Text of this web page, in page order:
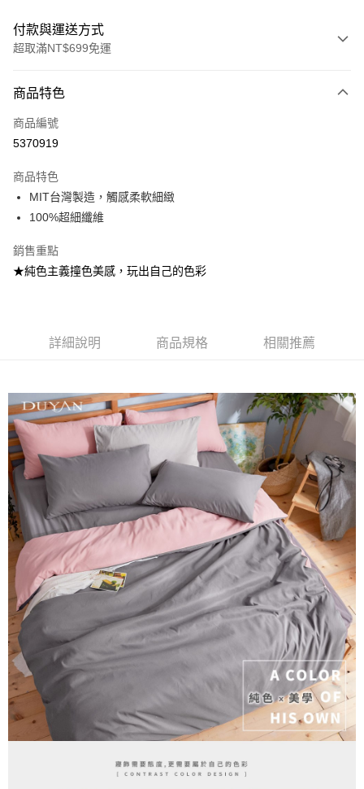
付款與運送方式
超取滿NT$699免運
信用卡一次付款
信用卡分期付款
合作金庫商業銀行
華南商業銀行
上海商業儲蓄銀行
臺灣中小企業銀行
匯豐（台灣）商業銀行
華泰商業銀行
台新國際商業銀行
中國信託商業銀行
超商取貨付款
LINE Pay
Apple Pay
悠遊付
全盈+PAY
相關說明
【大哥付你分期使用說明】
1.本服務由台灣大哥大提供，台灣大哥大用戶可立即使用無須另外申請。
2.付款方式選擇「大哥付你分期」，訂單成立後會自動跳轉到大哥付的交易
流程，驗證手機門號後，選擇欲分期的期數、繳款截止日，確認付款後即完
成交易。
3.實際核准額度、可分期數及費用金額請依後續交易確認頁面所載為準。
4.訂單成立30分鐘內，如未前往確認交易或遇審核未通過，訂單將自動取
消。如遇「轉專審核」未通過狀況，表示未達大哥付你分期系統評分，恕無
法說明評估內容。
【繳款方式說明】
1.分期款項不併入電信帳單，「大哥付你分期」於每月結算日後寄送繳費提
醒簡訊。
2.透過簡訊連結打開帳單後，可選擇「超商條碼／台灣大直營門市／銀行轉
帳／街口支付／iPASS MONEY」等通路繳費。
【注意事項】
1.本服務係由「台灣大哥大股份有限公司」（以下簡稱本公司）所提供，讓
用戶於交易時，得透過本服務購買商品或服務，並由商店將買賣／分期付款
買賣價金債權讓與本公司後，依約使用本公司帳單繳交帳款。
2.基於同意付款使用「大哥付你分期」之契約關係目的，商店將以您的個人
資料（包含姓名、電話或地址）提供予台灣大哥大進項蒐集、處理及利用，
由本公司與您本人進行分期帳單所需資料之確認、核對及更正。
3.完整用戶服務條款，請詳閱以下連結：https://oppay.tw/userRule
AFTEE先享後付
相關說明
【關於「AFTEE先享後付」】
AFTEE先享後付是「在收到商品之後才付款」的支付方式。 讓您購物簡單
便利好安心！
１．簡單：不需註冊會員、不需綁卡、不需儲值。
２．便利：只要手機號碼，簡訊認證，即可結帳。
３．安心：先確認商品／服務後，再付款。
【「AFTEE先享後付」結帳流程】
１．於結帳方式選擇「AFTEE先享後付」後，將跳轉至「AFTEE先享後付」
結帳頁面，進行簡訊認證並確認金額後，即可完成結帳。
２．訂單成立數日內，您將收到繳費通知簡訊。
３．收到繳費通知簡訊後14天內，點擊此簡訊中的連結，可透過四大超商／
ATM／網路銀行／等多元方式進行付款，方視為交易完成。
※ 請注意：結帳手續完成當下不需立刻繳費，但若您需要取消訂單，請聯絡
購買商品的店家。未經商家同意取消之訂單仍視為有效，需透過AFTEE先享
後付繳納相關費用。
※ 交易是否成功請以「AFTEE先享後付 」之結帳頁面顯示為準，若有關於
是否繳費成功／繳費後需取消欲退款等相關疑問，請聯繫「AFTEE先享後付
客戶支援中心」
https://netprotections.freshdesk.com/support/home
１．透過由恩沛科技股份有限公司提供之「AFTEE先享後付」服務完成之交
Hami Point
相關說明
「Hami Point」為中華電信所提供之點數服務，可於會員專區綁定中華電信
會員帳號後，即可在購物車使用 Hami Point 折抵消費金額 (1點等於1元)。
ATM付款
運送方式
全家取貨付款
每筆NT$60，滿NT$699(含以上)免運費
付款後全家取貨
每筆NT$60，滿NT$699(含以上)免運費
7-11取貨付款
每筆NT$60，滿NT$999(含以上)免運費
付款後7-11取貨
每筆NT$60，滿NT$999(含以上)免運費
商品特色
商品編號
5370919
商品特色
MIT台灣製造，觸感柔軟細緻
100%超細纖維
銷售重點
★純色主義撞色美感，玩出自己的色彩
詳細說明 商品規格 相關推薦